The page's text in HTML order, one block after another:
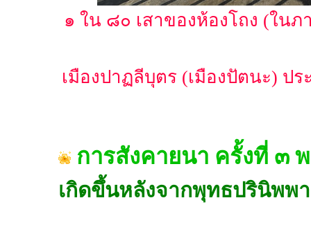
๑ ใน ๘๐ เสาของห้องโถง (ใน
เมืองปาฏลีบุตร (เมืองปัตนะ) ป
การสังคายนา ครั้งที่ ๓
เกิดขึ้นหลังจากพุทธปรินิพพ